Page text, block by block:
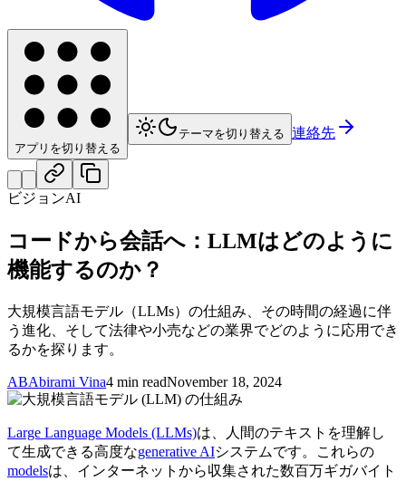
アプリを切り替える
テーマを切り替える 連絡先
ビジョンAI
コードから会話へ：LLMはどのように
機能するのか？
大規模言語モデル（LLMs）の仕組み、その時間の経過に伴
う進化、そして法律や小売などの業界でどのように応用でき
るかを探ります。
ABAbirami Vina4 min readNovember 18, 2024
Large Language Models (LLMs)は、人間のテキストを理解し
て生成できる高度なgenerative AIシステムです。これらの
modelsは、インターネットから収集された数百万ギガバイト